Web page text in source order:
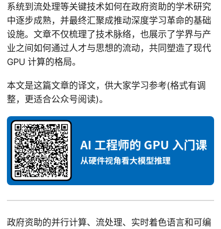
系统到流处理等关键技术如何在政府资助的学术研究
中逐步成熟，并最终汇聚成推动深度学习革命的基础
设施。文章不仅梳理了技术脉络，也展示了学界与产
业之间如何通过人才与思想的流动，共同塑造了现代
GPU 计算的格局。
本文是这篇文章的译文，供大家学习参考(格式有调
整，更适合公众号阅读)。
政府资助的并行计算、流处理、实时着色语言和可编